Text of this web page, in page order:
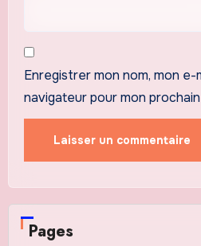
Enregistrer mon nom, mon e-
navigateur pour mon
Pages